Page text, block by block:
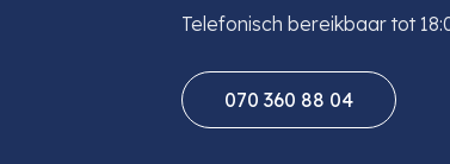
Telefonisch bereikbaar tot
070 360 88 04